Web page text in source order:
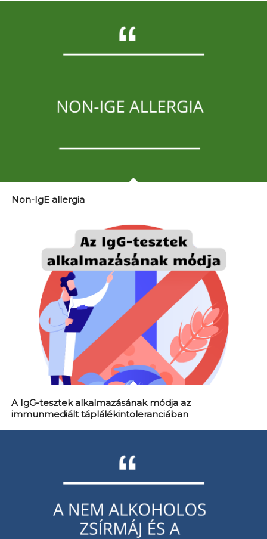
Non-IgE allergia
A IgG-tesztek alkalmazásának módja az
immunmediált táplálékintoleranciában